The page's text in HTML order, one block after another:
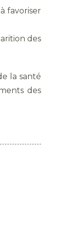
favoriser
des
la santé
des